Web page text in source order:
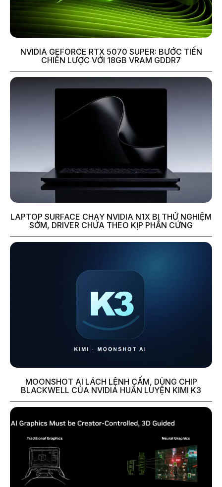
NVIDIA GEFORCE RTX 5070 SUPER: BƯỚC TIẾN
CHIẾN LƯỢC VỚI 18GB VRAM GDDR7
LAPTOP SURFACE CHẠY NVIDIA N1X BỊ THỬ NGHIỆM
SỚM, DRIVER CHƯA THEO KỊP PHẦN CỨNG
MOONSHOT AI LÁCH LỆNH CẤM, DÙNG CHIP
BLACKWELL CỦA NVIDIA HUẤN LUYỆN KIMI K3